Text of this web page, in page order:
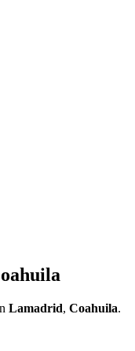
Lamadrid, Coahuila.